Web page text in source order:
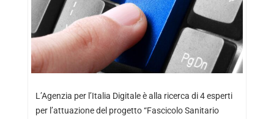
L’Agenzia per l’Italia Digitale è alla ricerca di 4 esperti
per l’attuazione del progetto “Fascicolo Sanitario